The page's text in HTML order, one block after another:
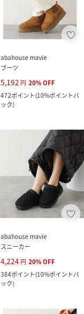
abahouse mavie
ブーツ
5,192 円 20%OFF
472ポイント(10%ポイントバ
ック)
abahouse mavie
スニーカー
4,224 円 20%OFF
384ポイント(10%ポイントバ
ック)